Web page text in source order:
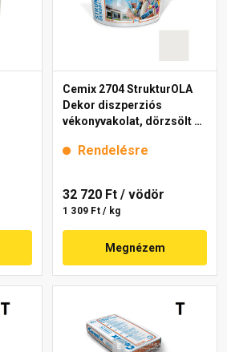
Cemix 2704 StrukturOLA
Dekor diszperziós
vékonyvakolat, dörzsölt 2
Rendelésre
32 720 Ft / vödör
1 309 Ft / kg
Megnézem